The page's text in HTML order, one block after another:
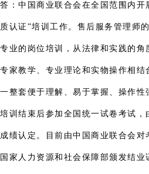
答：中国商业联合会在全国范围内开
质认证”培训工作。售后服务管理师
专业的岗位培训，从法律和实践的角
专家教学、专业理论和实物操作相
一整套便于理解、易于掌握、操作性
培训结束后参加全国统一试卷考试，
成绩认定。目前由中国商业联合会对
国家人力资源和社会保障部颁发结业